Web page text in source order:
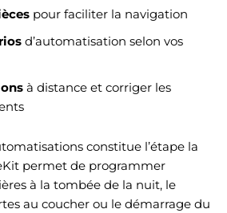
pour faciliter la navigation
d’automatisation selon vos
à distance et corriger les
constitue l’étape la
permet de programmer
à la tombée de la nuit, le
au coucher ou le démarrage du